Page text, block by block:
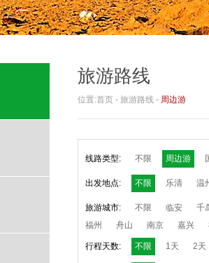
旅游路线
位置:首页 - 旅游路线 - 周边游
线路类型: 不限 周边游
出发地点: 不限 乐清 温
旅游城市: 不限 临安
千
福州
舟山 南京 嘉兴
行程天数: 不限 1天 2天